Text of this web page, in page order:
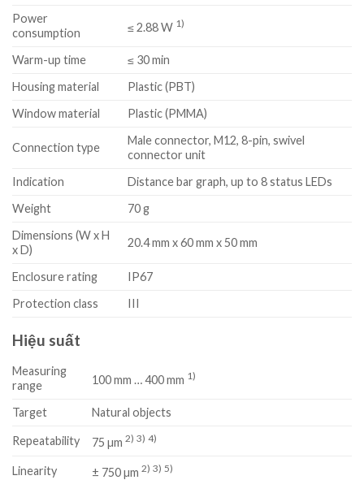
Power
consumption
≤ 2.88 W 1)
Warm-up time
≤ 30 min
Housing material
Plastic (PBT)
Window material
Plastic (PMMA)
Connection type
Male connector, M12, 8-pin, swivel
connector unit
Indication
Distance bar graph, up to 8 status LEDs
Weight
70 g
Dimensions (W x H
x D)
20.4 mm x 60 mm x 50 mm
Enclosure rating
IP67
Protection class
III
Hiệu suất
Measuring
range
100 mm … 400 mm 1)
Target Natural objects
Repeatability 75 µm2) 3) 4)
Linearity ± 750 µm2) 3) 5)